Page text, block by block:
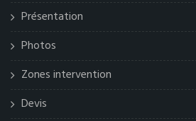
Présentation
Photos
Zones intervention
Devis